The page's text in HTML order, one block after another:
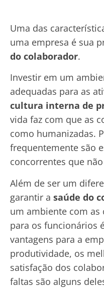
Uma das
uma empresa é sua
do colaborador.
Investir em um
adequadas para as
cultura interna de
vida faz com que as
como humanizadas.
frequentemente são
concorrentes que
Além de ser um
garantir a saúde do
um ambiente com as
para os funcionários
vantagens para a
produtividade, os
satisfação dos
faltas são alguns